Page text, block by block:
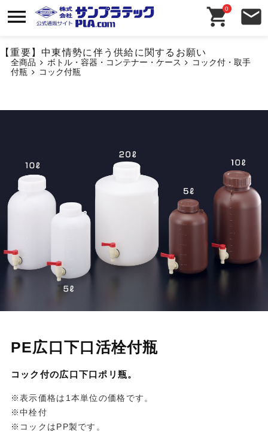
【重要】中東情勢に伴う供給に関するお願い
0
全商品 ボトル・容器・コンテナー・ケース
コック付・取手
付瓶
コック付瓶
PE広口下口活栓付瓶
コック付の広口下口ポリ瓶。
※表示価格は1本単位の価格です。
※中栓付
※コックはPP製です。